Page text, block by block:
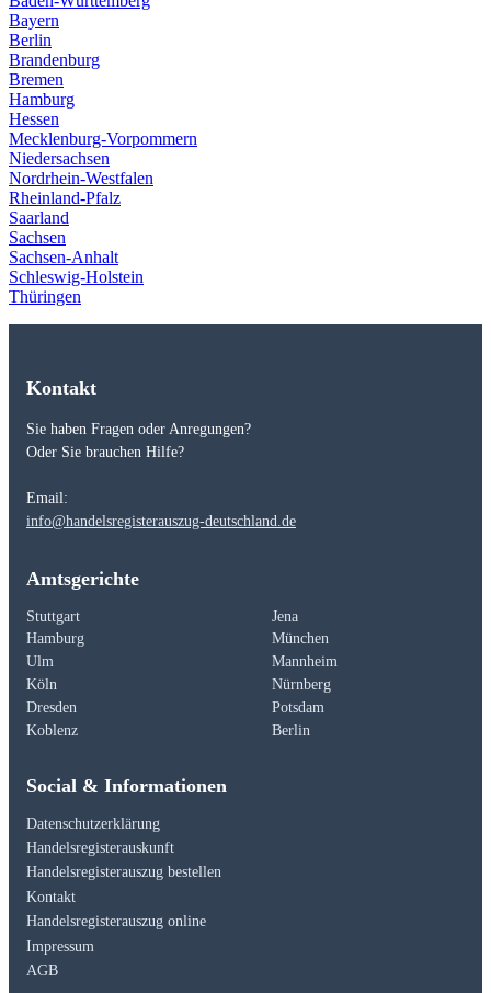
Bayern
Berlin
Brandenburg
Bremen
Hamburg
Hessen
Mecklenburg-Vorpommern
Niedersachsen
Nordrhein-Westfalen
Rheinland-Pfalz
Saarland
Sachsen
Sachsen-Anhalt
Schleswig-Holstein
Thüringen
Kontakt
Sie haben Fragen oder Anregungen?
Oder Sie brauchen Hilfe?
Email:
info@handelsregisterauszug-deutschland.de
Amtsgerichte
Stuttgart
Jena
Hamburg
München
Ulm
Mannheim
Köln
Nürnberg
Dresden
Potsdam
Koblenz
Berlin
Social & Informationen
Datenschutzerklärung
Handelsregisterauskunft
Handelsregisterauszug bestellen
Kontakt
Handelsregisterauszug online
Impressum
AGB